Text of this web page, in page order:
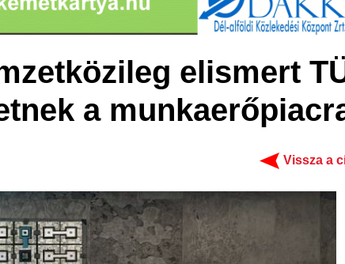
elismert
a
Vissza a